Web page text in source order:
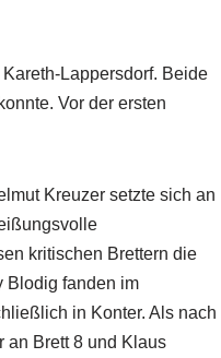
Lappersdorf. Beide
Vor der ersten
Kreuzer setzte sich an
kritischen Brettern die
Blodig fanden im
in Konter. Als nach
an Brett 8 und Klaus